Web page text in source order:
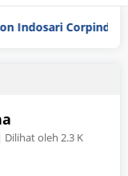
Corpindo Tbk.
| Dilihat oleh 2.3 K